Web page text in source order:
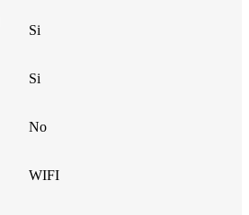
Si
Si
No
WIFI